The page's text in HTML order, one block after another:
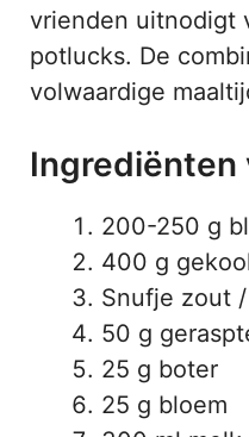
vrienden uitnodigt
potlucks. De
volwaardige
Ingrediënten
200-250 g
400 g
Snufje zout
50 g
25 g boter
25 g bloem